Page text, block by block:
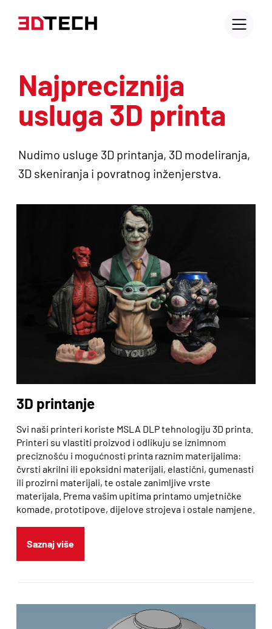
Najpreciznija
usluga 3D printa
Nudimo usluge 3D printanja, 3D modeliranja,
3D skeniranja i povratnog inženjerstva.
3D printanje
Svi naši printeri koriste MSLA DLP tehnologiju 3D printa.
Printeri su vlastiti proizvod i odlikuju se iznimnom
preciznošću i mogućnosti printa raznim materijalima:
čvrsti akrilni ili epoksidni materijali, elastični, gumenasti
ili prozirni materijali, te ostale zanimljive vrste
materijala. Prema vašim upitima printamo umjetničke
komade, prototipove, dijelove strojeva i ostale namjene.
Saznaj više